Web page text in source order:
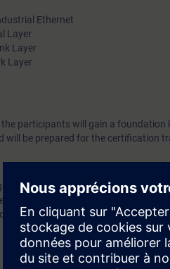
Ethernet
Layer
Layer
Layer
participants will gain a
will be prepared for the certification
Membership, you can deepen or
interesting topics.
before attending the